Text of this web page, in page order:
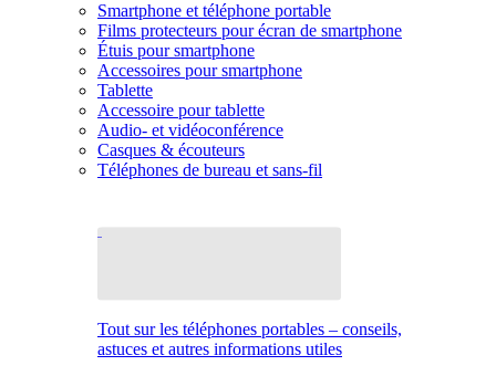
Smartphone et téléphone portable
Films protecteurs pour écran de smartphone
Étuis pour smartphone
Accessoires pour smartphone
Tablette
Accessoire pour tablette
Audio- et vidéoconférence
Casques & écouteurs
Téléphones de bureau et sans-fil
Tout sur les téléphones portables – conseils,
astuces et autres informations utiles